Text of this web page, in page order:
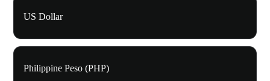
US Dollar
Philippine Peso (PHP)